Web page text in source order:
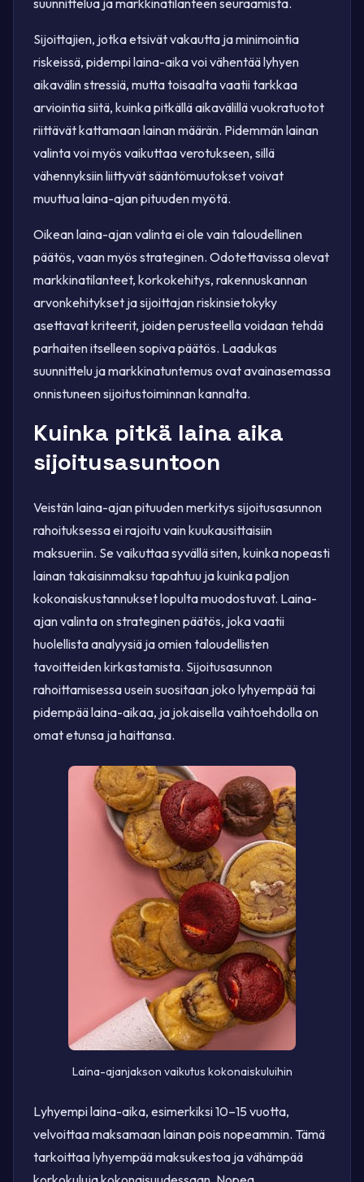
suunnittelua ja markkinatilanteen seuraamista.
Sijoittajien, jotka etsivät vakautta ja minimointia
riskeissä, pidempi laina-aika voi vähentää lyhyen
aikavälin stressiä, mutta toisaalta vaatii tarkkaa
arviointia siitä, kuinka pitkällä aikavälillä vuokratuotot
riittävät kattamaan lainan määrän. Pidemmän lainan
valinta voi myös vaikuttaa verotukseen, sillä
vähennyksiin liittyvät sääntömuutokset voivat
muuttua laina-ajan pituuden myötä.
Oikean laina-ajan valinta ei ole vain taloudellinen
päätös, vaan myös strateginen. Odotettavissa olevat
markkinatilanteet, korkokehitys, rakennuskannan
arvonkehitykset ja sijoittajan riskinsietokyky
asettavat kriteerit, joiden perusteella voidaan tehdä
parhaiten itselleen sopiva päätös. Laadukas
suunnittelu ja markkinatuntemus ovat avainasemassa
onnistuneen sijoitustoiminnan kannalta.
Kuinka pitkä laina aika
sijoitusasuntoon
Veistän laina-ajan pituuden merkitys sijoitusasunnon
rahoituksessa ei rajoitu vain kuukausittaisiin
maksueriin. Se vaikuttaa syvällä siten, kuinka nopeasti
lainan takaisinmaksu tapahtuu ja kuinka paljon
kokonaiskustannukset lopulta muodostuvat. Laina-
ajan valinta on strateginen päätös, joka vaatii
huolellista analyysiä ja omien taloudellisten
tavoitteiden kirkastamista. Sijoitusasunnon
rahoittamisessa usein suositaan joko lyhyempää tai
pidempää laina-aikaa, ja jokaisella vaihtoehdolla on
omat etunsa ja haittansa.
Laina-ajanjakson vaikutus kokonaiskuluihin
Lyhyempi laina-aika, esimerkiksi 10–15 vuotta,
velvoittaa maksamaan lainan pois nopeammin. Tämä
tarkoittaa lyhyempää maksukestoa ja vähämpää